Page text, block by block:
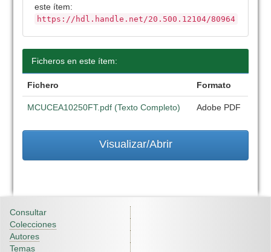
este ítem:
https://hdl.handle.net/20.500.12104/80964
Ficheros en este ítem:
Fichero Formato
MCUCEA10250FT.pdf (Texto Completo) Adobe PDF
Visualizar/Abrir
Consultar
Colecciones
Autores
Temas